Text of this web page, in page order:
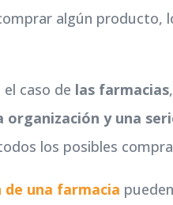
algún producto,
caso de las farmacias
organización y una
los posibles
de una farmacia